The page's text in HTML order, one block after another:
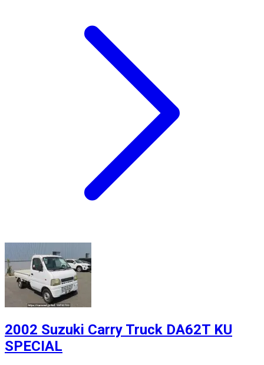
2002 Suzuki Carry Truck DA62T KU
SPECIAL